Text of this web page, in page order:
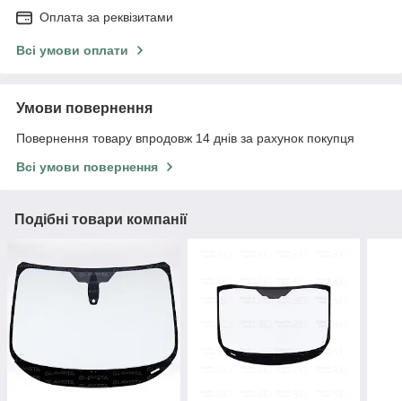
Оплата за реквізитами
Всі умови оплати
Умови повернення
Повернення товару впродовж 14 днів за рахунок покупця
Всі умови повернення
Подібні товари компанії